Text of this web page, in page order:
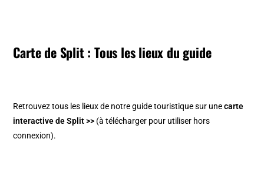
Carte de Split : Tous les lieux du guide
Retrouvez tous les lieux de notre guide touristique sur unecarte
interactive de Split >> (à télécharger pour utiliser hors
connexion).